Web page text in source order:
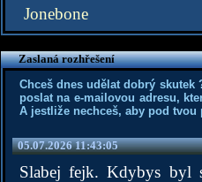
Jonebone
Zaslaná rozhřešení
Chceš dnes udělat dobrý
poslat na e-mailovou adresu,
A jestliže nechceš, aby pod
05.07.2026 11:43:05
Slabej fejk. Kdybys byl